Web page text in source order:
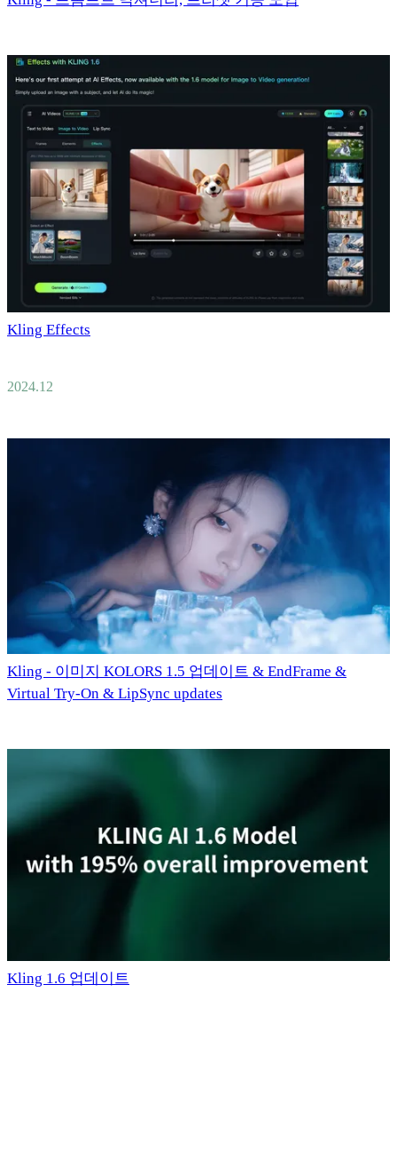
Kling Effects
2024.12
Kling - 이미지 KOLORS 1.5 업데이트 & EndFrame &
Virtual Try-On & LipSync updates
Kling 1.6 업데이트